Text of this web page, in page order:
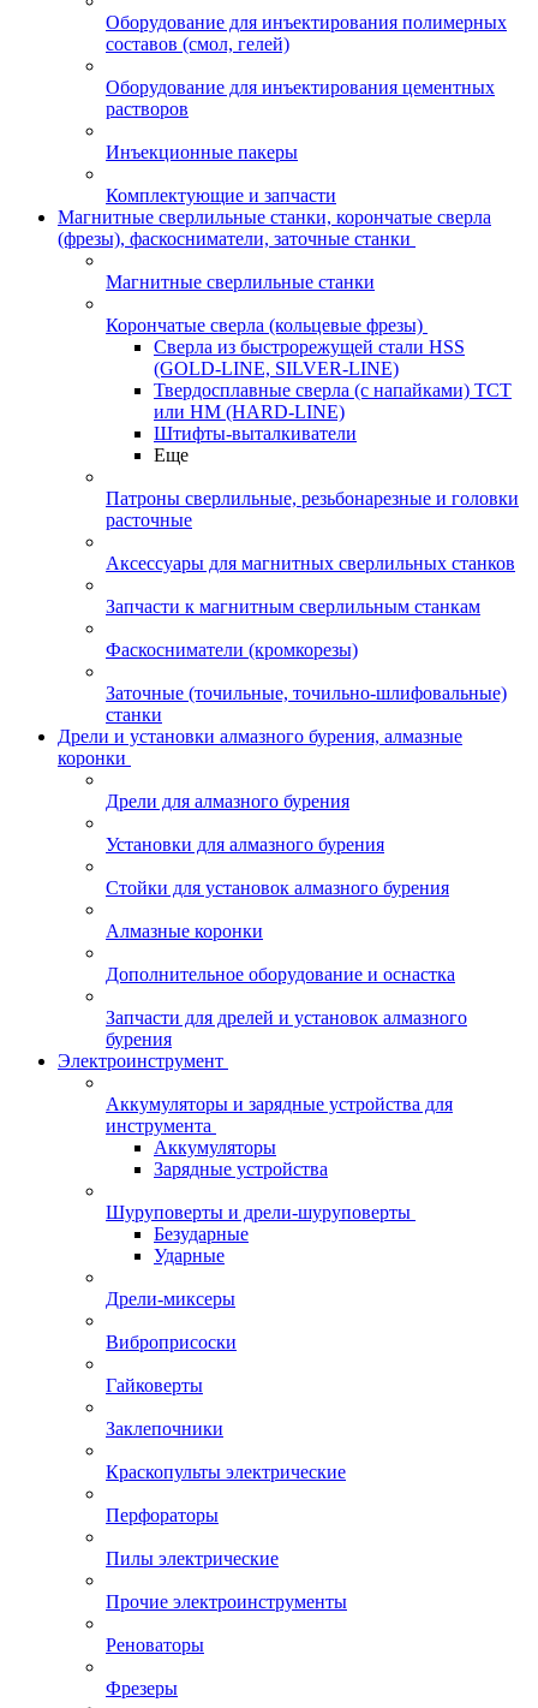
Оборудование для инъектирования полимерных
составов (смол, гелей)
Оборудование для инъектирования цементных
растворов
Инъекционные пакеры
Комплектующие и запчасти
Магнитные сверлильные станки, корончатые сверла
(фрезы), фаскосниматели, заточные станки
Магнитные сверлильные станки
Корончатые сверла (кольцевые фрезы)
Сверла из быстрорежущей стали HSS
(GOLD-LINE, SILVER-LINE)
Твердосплавные сверла (с напайками) ТСТ
или HM (HARD-LINE)
Штифты-выталкиватели
Еще
Патроны сверлильные, резьбонарезные и головки
расточные
Аксессуары для магнитных сверлильных станков
Запчасти к магнитным сверлильным станкам
Фаскосниматели (кромкорезы)
Заточные (точильные, точильно-шлифовальные)
станки
Дрели и установки алмазного бурения, алмазные
коронки
Дрели для алмазного бурения
Установки для алмазного бурения
Стойки для установок алмазного бурения
Алмазные коронки
Дополнительное оборудование и оснастка
Запчасти для дрелей и установок алмазного
бурения
Электроинструмент
Аккумуляторы и зарядные устройства для
инструмента
Аккумуляторы
Зарядные устройства
Шуруповерты и дрели-шуруповерты
Безударные
Ударные
Дрели-миксеры
Виброприсоски
Гайковерты
Заклепочники
Краскопульты электрические
Перфораторы
Пилы электрические
Прочие электроинструменты
Реноваторы
Фрезеры